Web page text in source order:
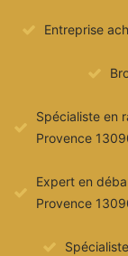
Entreprise
Spécialiste en
Provence
Expert en
Provence